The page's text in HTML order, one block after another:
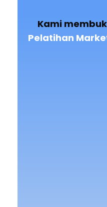
Kami
Pelatihan